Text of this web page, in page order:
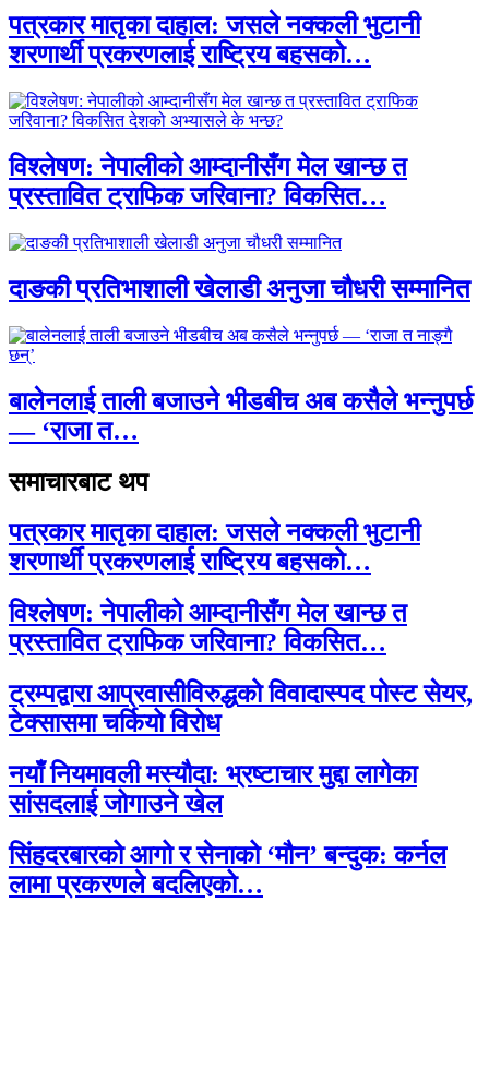
पत्रकार मातृका दाहाल: जसले नक्कली भुटानी
शरणार्थी प्रकरणलाई राष्ट्रिय बहसको…
विश्लेषण: नेपालीको आम्दानीसँग मेल खान्छ त
प्रस्तावित ट्राफिक जरिवाना? विकसित…
दाङकी प्रतिभाशाली खेलाडी अनुजा चौधरी सम्मानित
बालेनलाई ताली बजाउने भीडबीच अब कसैले भन्नुपर्छ
— ‘राजा त…
समाचारबाट थप
पत्रकार मातृका दाहाल: जसले नक्कली भुटानी
शरणार्थी प्रकरणलाई राष्ट्रिय बहसको…
विश्लेषण: नेपालीको आम्दानीसँग मेल खान्छ त
प्रस्तावित ट्राफिक जरिवाना? विकसित…
ट्रम्पद्वारा आप्रवासीविरुद्धको विवादास्पद पोस्ट सेयर,
टेक्सासमा चर्कियो विरोध
नयाँ नियमावली मस्यौदा: भ्रष्टाचार मुद्दा लागेका
सांसदलाई जोगाउने खेल
सिंहदरबारको आगो र सेनाको ‘मौन’ बन्दुक: कर्नल
लामा प्रकरणले बदलिएको…